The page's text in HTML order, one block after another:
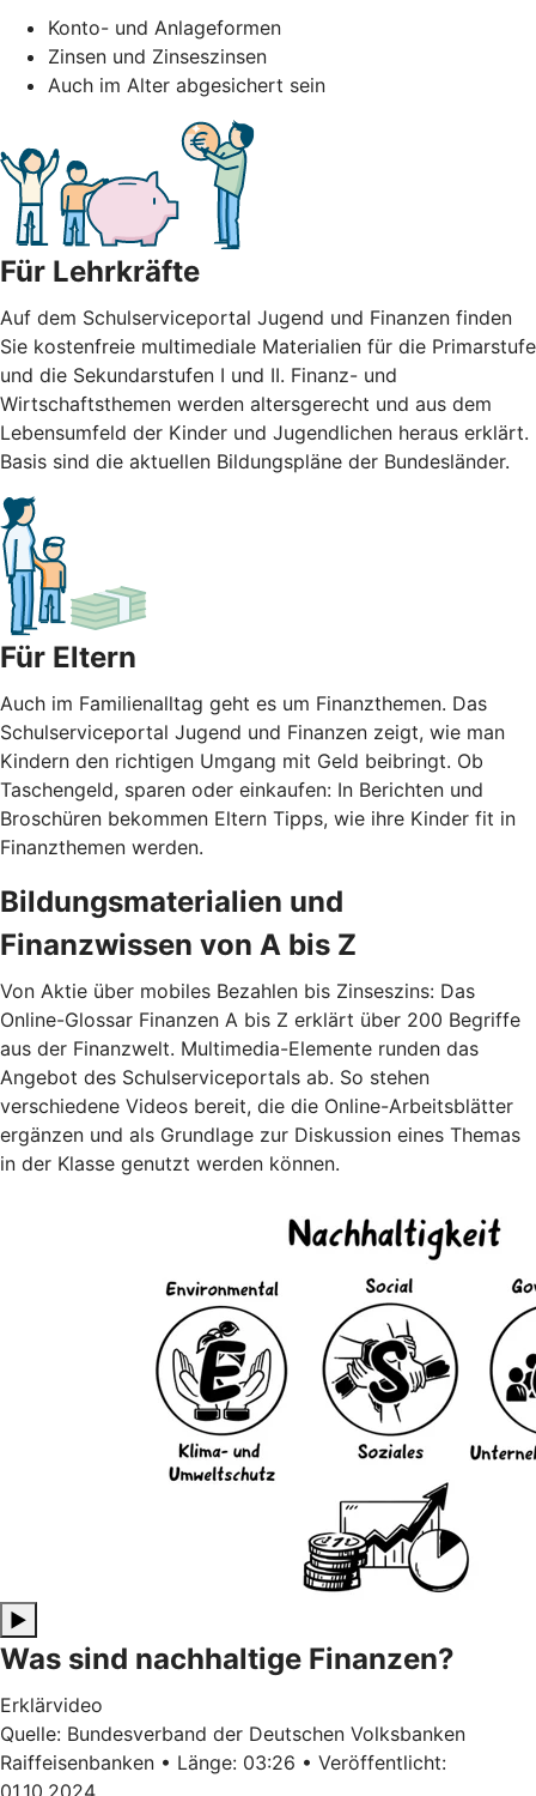
Konto- und Anlageformen
Zinsen und Zinseszinsen
Auch im Alter abgesichert sein
Für Lehrkräfte
Auf dem Schulserviceportal Jugend und Finanzen finden
Sie kostenfreie multimediale Materialien für die Primarstufe
und die Sekundarstufen I und II. Finanz- und
Wirtschaftsthemen werden altersgerecht und aus dem
Lebensumfeld der Kinder und Jugendlichen heraus erklärt.
Basis sind die aktuellen Bildungspläne der Bundesländer.
Für Eltern
Auch im Familienalltag geht es um Finanzthemen. Das
Schulserviceportal Jugend und Finanzen zeigt, wie man
Kindern den richtigen Umgang mit Geld beibringt. Ob
Taschengeld, sparen oder einkaufen: In Berichten und
Broschüren bekommen Eltern Tipps, wie ihre Kinder fit in
Finanzthemen werden.
Bildungsmaterialien und
Finanzwissen von A bis Z
Von Aktie über mobiles Bezahlen bis Zinseszins: Das
Online-Glossar Finanzen A bis Z erklärt über 200 Begriffe
aus der Finanzwelt. Multimedia-Elemente runden das
Angebot des Schulserviceportals ab. So stehen
verschiedene Videos bereit, die die Online-Arbeitsblätter
ergänzen und als Grundlage zur Diskussion eines Themas
in der Klasse genutzt werden können.
▶
Was sind nachhaltige Finanzen?
Erklärvideo
Quelle: Bundesverband der Deutschen Volksbanken
Raiffeisenbanken • Länge: 03:26 • Veröffentlicht:
01.10.2024